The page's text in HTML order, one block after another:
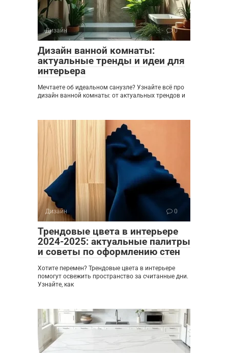
Дизайн 0
Дизайн ванной комнаты:
актуальные тренды и идеи для
интерьера
Мечтаете об идеальном санузле? Узнайте всё про
дизайн ванной комнаты: от актуальных трендов и
Дизайн 0
Трендовые цвета в интерьере
2024-2025: актуальные палитры
и советы по оформлению стен
Хотите перемен? Трендовые цвета в интерьере
помогут освежить пространство за считанные дни.
Узнайте, как